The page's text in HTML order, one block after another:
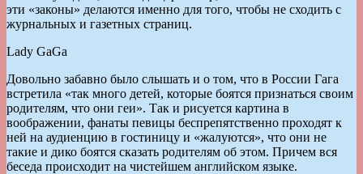
эти «законы» делаются именно для того, чтобы не сходить с
журнальных и газетных страниц.
Lady GaGa
Довольно забавно было слышать и о том, что в России Гага
встретила «так много детей, которые боятся признаться своим
родителям, что они геи». Так и рисуется картина в
воображении, фанаты певицы беспрепятственно проходят к
ней на аудиенцию в гостиницу и «жалуются», что они не
такие и дико боятся сказать родителям об этом. Причем вся
беседа происходит на чистейшем английском языке.